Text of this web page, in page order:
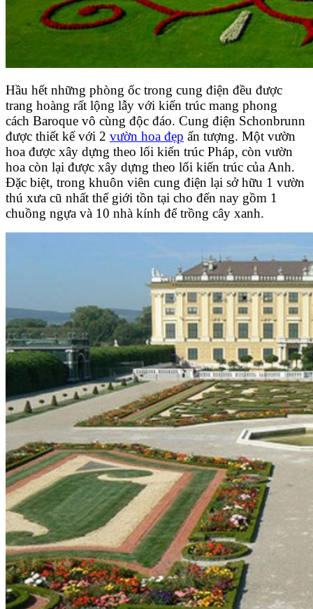
Hầu hết những phòng ốc trong cung điện đều được
trang hoàng rất lộng lẫy với kiến trúc mang phong
cách Baroque vô cùng độc đáo. Cung điện Schonbrunn
được thiết kế với 2 vườn hoa đẹp ấn tượng. Một vườn
hoa được xây dựng theo lối kiến trúc Pháp, còn vườn
hoa còn lại được xây dựng theo lối kiến trúc của Anh.
Đặc biệt, trong khuôn viên cung điện lại sở hữu 1 vườn
thú xưa cũ nhất thế giới tồn tại cho đến nay gồm 1
chuồng ngựa và 10 nhà kính để trồng cây xanh.